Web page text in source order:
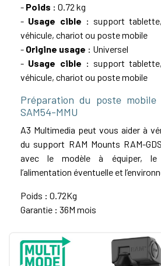
- Poids : 0.72 kg
- Usage cible : support
véhicule, chariot ou poste mobile
- Origine usage : Universel
- Usage cible : support
véhicule, chariot ou poste mobile
Préparation du poste mobile
SAM54-MMU
A3 Multimedia peut vous aider à
du support RAM Mounts RAM-
avec le modèle à équiper,
l’alimentation éventuelle et
Poids : 0.72Kg
Garantie : 36M mois